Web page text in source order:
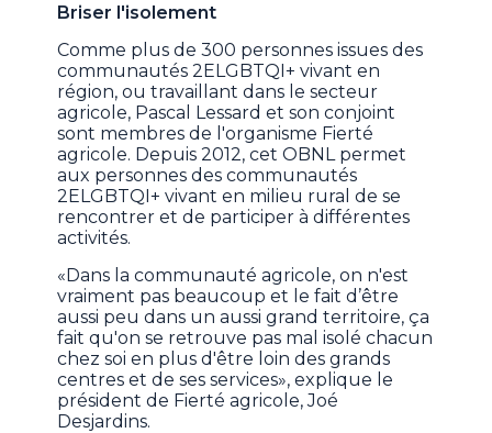
Briser l'isolement
Comme plus de 300 personnes issues des
communautés 2ELGBTQI+ vivant en
région, ou travaillant dans le secteur
agricole, Pascal Lessard et son conjoint
sont membres de l'organisme Fierté
agricole. Depuis 2012, cet OBNL permet
aux personnes des communautés
2ELGBTQI+ vivant en milieu rural de se
rencontrer et de participer à différentes
activités.
«Dans la communauté agricole, on n'est
vraiment pas beaucoup et le fait d’être
aussi peu dans un aussi grand territoire, ça
fait qu'on se retrouve pas mal isolé chacun
chez soi en plus d'être loin des grands
centres et de ses services», explique le
président de Fierté agricole, Joé
Desjardins.